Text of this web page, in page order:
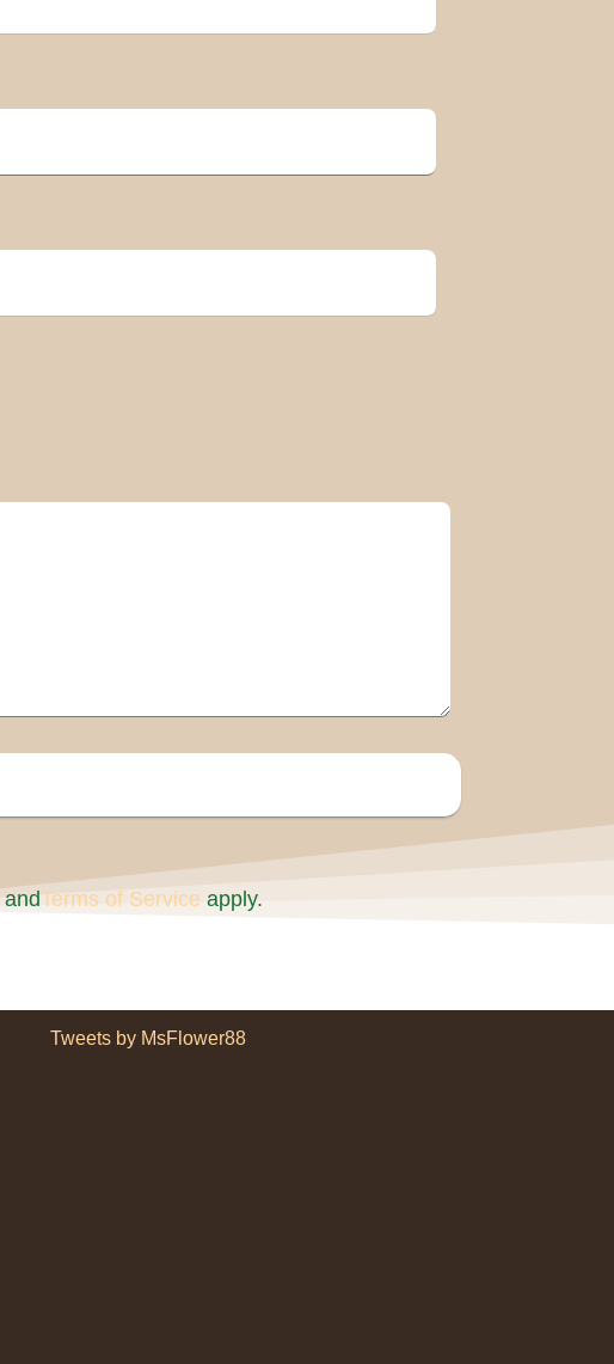
andTerms of Service apply.
Tweets by MsFlower88